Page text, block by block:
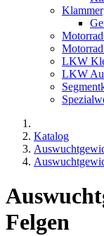
LKW
LKW
Katalog
Felgen